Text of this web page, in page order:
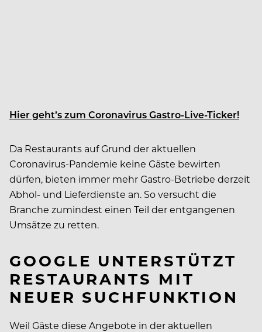
Hier geht’s zum Coronavirus Gastro-Live-Ticker!
Da Restaurants auf Grund der aktuellen
Coronavirus-Pandemie keine Gäste bewirten
dürfen, bieten immer mehr Gastro-Betriebe derzeit
Abhol- und Lieferdienste an. So versucht die
Branche zumindest einen Teil der entgangenen
Umsätze zu retten.
GOOGLE UNTERSTÜTZT
RESTAURANTS MIT
NEUER SUCHFUNKTION
Weil Gäste diese Angebote in der aktuellen